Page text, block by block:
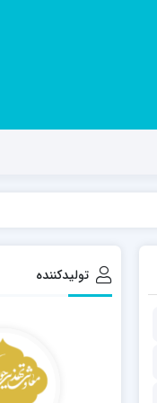
مدرسه اباصالح
مدرسه امام جعفر صادق
مدرسه علمیه امام
تولیدکننده